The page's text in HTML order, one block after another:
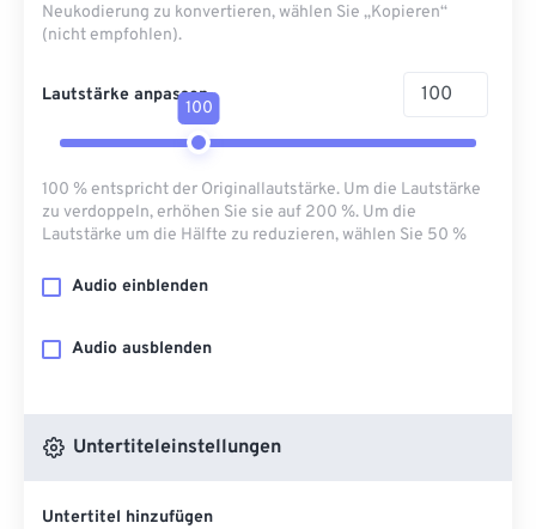
Neukodierung zu konvertieren, wählen Sie „Kopieren“
(nicht empfohlen).
Lautstärke anpassen
100
100 % entspricht der Originallautstärke. Um die Lautstärke
zu verdoppeln, erhöhen Sie sie auf 200 %. Um die
Lautstärke um die Hälfte zu reduzieren, wählen Sie 50 %
Audio einblenden
Audio ausblenden
Untertiteleinstellungen
Untertitel hinzufügen